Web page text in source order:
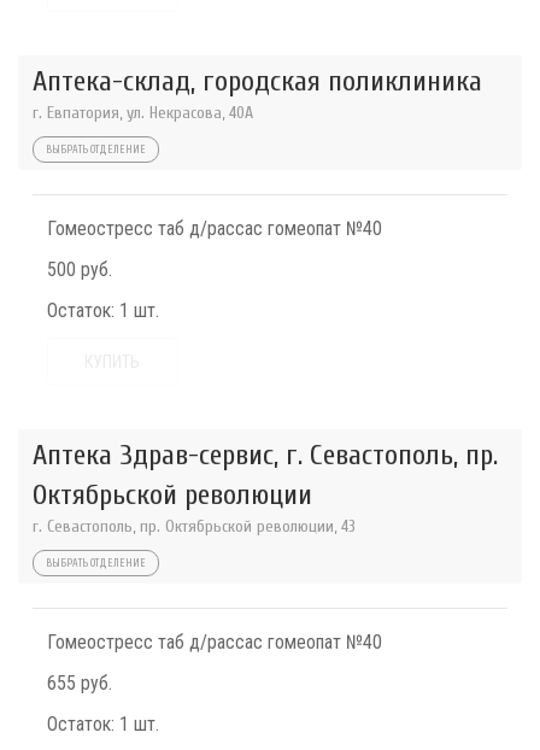
Аптека-склад, городская поликлиника
г. Евпатория, ул. Некрасова, 40A
ВЫБРАТЬ ОТДЕЛЕНИЕ
Гомеостресс таб д/рассас гомеопат №40
500 руб.
Остаток: 1 шт.
Аптека Здрав-сервис, г. Севастополь, пр.
Октябрьской революции
г. Севастополь, пр. Октябрьской революции, 43
ВЫБРАТЬ ОТДЕЛЕНИЕ
Гомеостресс таб д/рассас гомеопат №40
655 руб.
Остаток: 1 шт.